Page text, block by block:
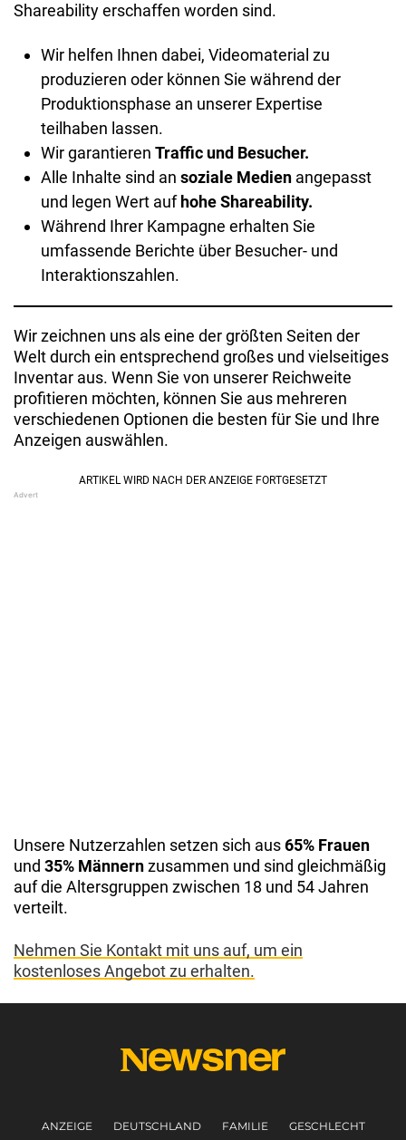
Shareability erschaffen worden sind.
Wir helfen Ihnen dabei, Videomaterial zu
produzieren oder können Sie während der
Produktionsphase an unserer Expertise
teilhaben lassen.
Wir garantieren Traffic und Besucher.
Alle Inhalte sind an soziale Medien angepasst
und legen Wert auf hohe Shareability.
Während Ihrer Kampagne erhalten Sie
umfassende Berichte über Besucher- und
Interaktionszahlen.
Wir zeichnen uns als eine der größten Seiten der
Welt durch ein entsprechend großes und vielseitiges
Inventar aus. Wenn Sie von unserer Reichweite
profitieren möchten, können Sie aus mehreren
verschiedenen Optionen die besten für Sie und Ihre
Anzeigen auswählen.
Unsere Nutzerzahlen setzen sich aus65% Frauen
und 35% Männernzusammen und sind gleichmäßig
auf die Altersgruppen zwischen 18 und 54 Jahren
verteilt.
Nehmen Sie Kontakt mit uns auf, um ein
kostenloses Angebot zu erhalten.
ANZEIGE DEUTSCHLAND FAMILIE GESCHLECHT